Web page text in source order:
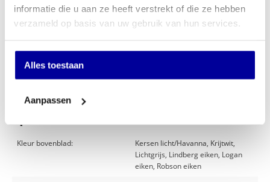
informatie die u aan ze heeft verstrekt of die ze hebben
verzameld op basis van uw gebruik van hun services.
Alles toestaan
Aanpassen
In mijn winkelwagen
Offerte aanvragen
Op verlanglijstje
Kleur bovenblad:
Kersen licht/Havanna, Krijtwit,
Lichtgrijs, Lindberg eiken, Logan
eiken, Robson eiken